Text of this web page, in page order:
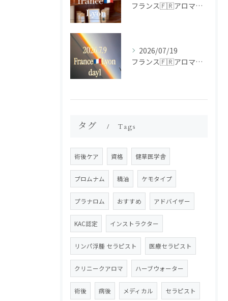
フランス🇫🇷アロマ研修ツアー𝗱𝗮𝘆𝟮
2026/07/19
フランス🇫🇷アロマ研修ツアー𝗱𝗮𝘆𝟭
タグ Tags
術後ケア 資格 健草医学舎
プロムナム 精油 ケモタイプ
プラナロム おすすめ アドバイザー
KAC認定 インストラクター
リンパ浮腫 セラピスト 医療セラピスト
クリニークアロマ ハーブウォーター
術後 病後 メディカル セラピスト